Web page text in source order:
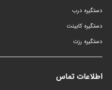
دستگیره درب
دستگیره کابینت
دستگیره رزت
اطلاعات تماس